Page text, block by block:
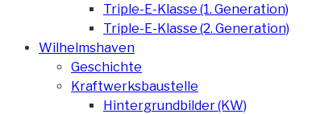
Triple-E-Klasse (1. Generation)
Triple-E-Klasse (2. Generation)
Wilhelmshaven
Geschichte
Kraftwerksbaustelle
Hintergrundbilder (KW)